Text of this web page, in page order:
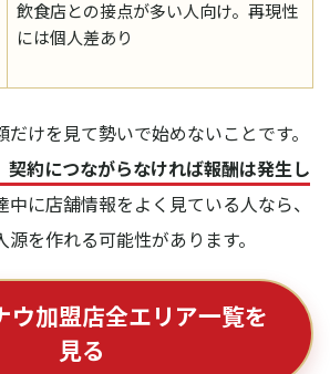
飲食店との接点が多い人向け。再現性
には個人差あり
けを見て勢いで始めないことです。
契約につながらなければ報酬は発生し
中に店舗情報をよく見ている人なら、
を作れる可能性があります。
ウ加盟店全エリア一覧を
見る